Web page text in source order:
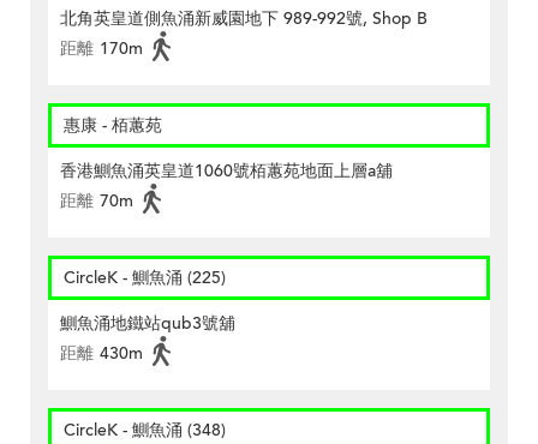
北角英皇道側魚涌新威園地下 989-992號, Shop B
距離 170m
惠康 - 栢蕙苑
香港鰂魚涌英皇道1060號栢蕙苑地面上層a舖
距離 70m
CircleK - 鰂魚涌 (225)
鰂魚涌地鐵站qub3號舖
距離 430m
CircleK - 鰂魚涌 (348)